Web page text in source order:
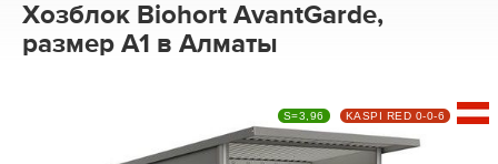
Хозблок Biohort AvantGarde,
размер A1 в Алматы
S=3,96 KASPI RED 0-0-6